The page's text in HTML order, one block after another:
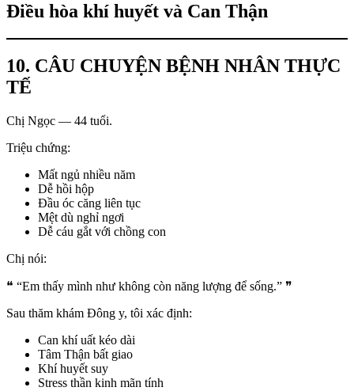
Điều hòa khí huyết và Can Thận
10. CÂU CHUYỆN BỆNH NHÂN THỰC
TẾ
Chị Ngọc — 44 tuổi.
Triệu chứng:
Mất ngủ nhiều năm
Dễ hồi hộp
Đầu óc căng liên tục
Mệt dù nghỉ ngơi
Dễ cáu gắt với chồng con
Chị nói:
❝ “Em thấy mình như không còn năng lượng để sống.” ❞
Sau thăm khám Đông y, tôi xác định:
Can khí uất kéo dài
Tâm Thận bất giao
Khí huyết suy
Stress thần kinh mãn tính